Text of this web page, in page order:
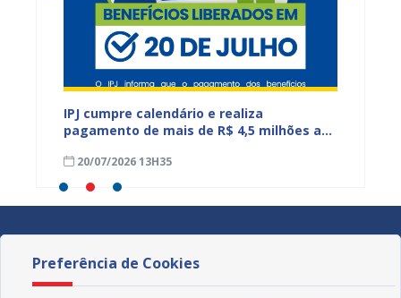
IPJ cumpre calendário e realiza
pagamento de mais de R$ 4,5 milhões a
20/07/2026 13H35
Preferência de Cookies